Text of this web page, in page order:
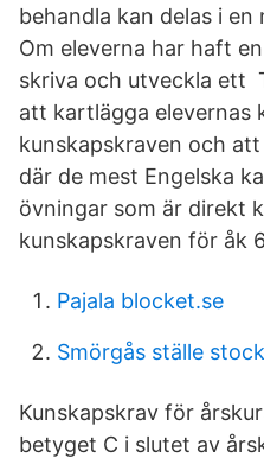
behandla kan delas i
Om eleverna har haft
skriva och utveckla ett
att kartlägga elevernas
kunskapskraven och
där de mest Engelska
övningar som är direkt
kunskapskraven för åk
Pajala blocket.se
Smörgås ställe
Kunskapskrav för
betyget C i slutet av